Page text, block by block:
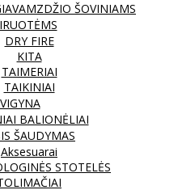
ŠOVINIAMS
DRY FIRE
KITA
TAIMERIAI
TAIKINIAI
BALIONĖLIAI
ŠAUDYMAS
Aksesuarai
STOTELĖS